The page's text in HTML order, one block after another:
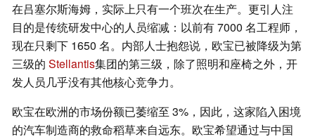
在吕塞尔斯海姆，实际上只有一个班次在生产。更引人注
目的是传统研发中心的人员缩减：以前有 7000 名工程师，
现在只剩下 1650 名。内部人士抱怨说，欧宝已被降级为第
三级的 Stellantis集团的第三级，除了照明和座椅之外，开
发人员几乎没有其他核心竞争力。
欧宝在欧洲的市场份额已萎缩至 3%，因此，这家陷入困境
的汽车制造商的救命稻草来自远东。欧宝希望通过与中国